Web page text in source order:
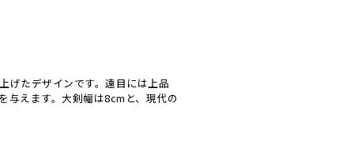
げたデザインです。遠目には上品
与えます。大剣幅は8cmと、現代の